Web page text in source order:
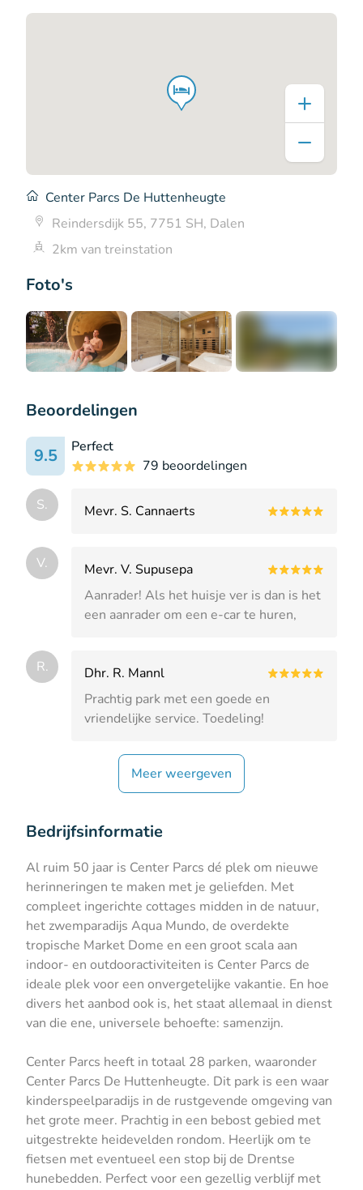
Foto's
Beoordelingen
9.5
Perfect
79 beoordelingen
S. Mevr. S. Cannaerts
V.
Mevr. V. Supusepa
Aanrader! Als het huisje ver is dan is het
een aanrader om een e-car te huren,
R.
Dhr. R. Mannl
Prachtig park met een goede en
vriendelijke service. Toedeling!
Meer weergeven
Center Parcs De Huttenheugte
Reindersdijk 55, 7751 SH, Dalen
2km van treinstation
Bedrijfsinformatie
Al ruim 50 jaar is Center Parcs dé plek om nieuwe
herinneringen te maken met je geliefden. Met
compleet ingerichte cottages midden in de natuur,
het zwemparadijs Aqua Mundo, de overdekte
tropische Market Dome en een groot scala aan
indoor- en outdooractiviteiten is Center Parcs de
ideale plek voor een onvergetelijke vakantie. En hoe
divers het aanbod ook is, het staat allemaal in dienst
van die ene, universele behoefte: samenzijn.
Center Parcs heeft in totaal 28 parken, waaronder
Center Parcs De Huttenheugte. Dit park is een waar
kinderspeelparadijs in de rustgevende omgeving van
het grote meer. Prachtig in een bebost gebied met
uitgestrekte heidevelden rondom. Heerlijk om te
fietsen met eventueel een stop bij de Drentse
hunebedden. Perfect voor een gezellig verblijf met